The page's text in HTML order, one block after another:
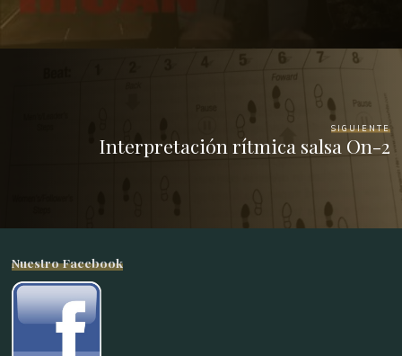
SIGUIENTE
Interpretación rítmica salsa On-2
Nuestro Facebook